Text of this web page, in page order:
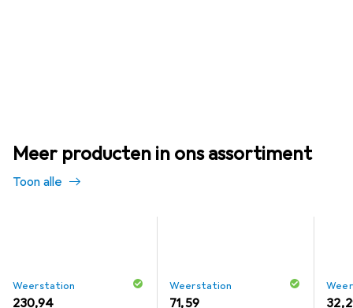
Meer producten in ons assortiment
Toon alle
Weerstation
EUR
230,94
Weerstation
EUR
71,59
EUR